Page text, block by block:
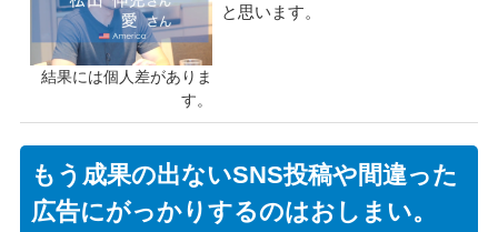
結果には個人差がありま
す。
と思います。
もう成果の出ないSNS投稿や間違った
広告にがっかりするのはおしまい。